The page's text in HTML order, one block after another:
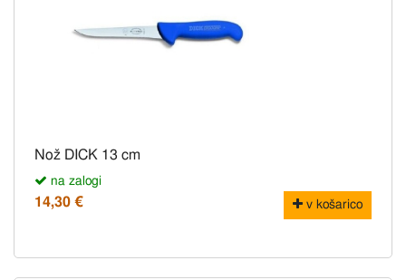
Nož DICK 13 cm
na zalogi
14,30 € v košarico